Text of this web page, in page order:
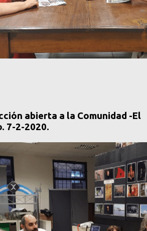
abierta a la Comunidad -El
7-2-2020.